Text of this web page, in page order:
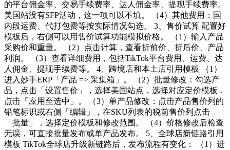
的平台佣金率、交易手续费率、达人佣金率、提现手续费率。
美国站没有SFP活动，这一项可以不填。 （4）其他费用：国
内段运费、代打包费等按实际情况勾选。 3、售价试算 配置好
模板后，右侧可以用售价试算功能模拟价格。 （1）输入产品
采购价和重量。 （2）点击计算，查看折前价、折后价、产品
利润。 （3）查看详细费用，包括TikTok平台费用、运费、达
人佣金、提现手续费等。 4、跨境店和本土店引用模板 （1）
进入妙手ERP「产品 => 采集箱」。 （2）批量修改：勾选产
品，点击「设置售价」，选择美国站点，选择对应定价模板，
点击「应用至选中」。 （3）单产品修改：点击产品售价列的
铅笔标识或右侧「编辑」，在SKU列表的税前售价列点击
「批量」，选择定价模板和修改范围。 （4）价格修改后检查
无误，可直接批量发布或单产品发布。 5、全球店新链路引用
模板 TikTok全球店升级新链路后，发布流程有变化： （1）进